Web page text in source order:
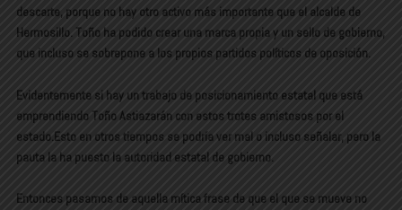
descarte, porque no hay otro activo más importante que el alcalde de
Hermosillo. Toño ha podido crear una marca propia y un sello de gobierno,
que incluso se sobrepone a los propios partidos políticos de oposición.
Evidentemente si hay un trabajo de posicionamiento estatal que está
emprendiendo Toño Astiazarán con estos trotes amistosos por el
estado.Esto en otros tiempos se podría ver mal o incluso señalar, pero la
pauta la ha puesto la autoridad estatal de gobierno.
Entonces pasamos de aquella mítica frase de que el que se mueve no